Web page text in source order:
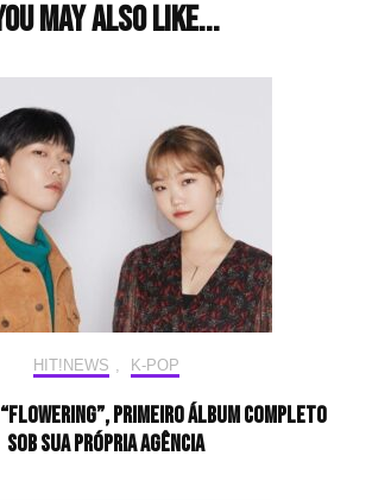
may also like...
HIT!NEWS , K-POP
“Flowering”, primeiro álbum completo
sob sua própria agência